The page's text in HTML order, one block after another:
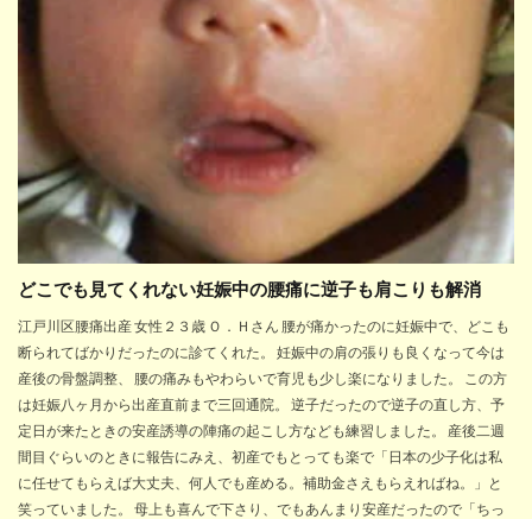
どこでも見てくれない妊娠中の腰痛に逆子も肩こりも解消
江戸川区腰痛出産 女性２３歳 Ｏ．Ｈさん 腰が痛かったのに妊娠中で、どこも
断られてばかりだったのに診てくれた。 妊娠中の肩の張りも良くなって今は
産後の骨盤調整、 腰の痛みもやわらいで育児も少し楽になりました。 この方
は妊娠八ヶ月から出産直前まで三回通院。 逆子だったので逆子の直し方、予
定日が来たときの安産誘導の陣痛の起こし方なども練習しました。 産後二週
間目ぐらいのときに報告にみえ、初産でもとっても楽で「日本の少子化は私
に任せてもらえば大丈夫、何人でも産める。補助金さえもらえればね。」と
笑っていました。 母上も喜んで下さり、でもあんまり安産だったので「ちっ